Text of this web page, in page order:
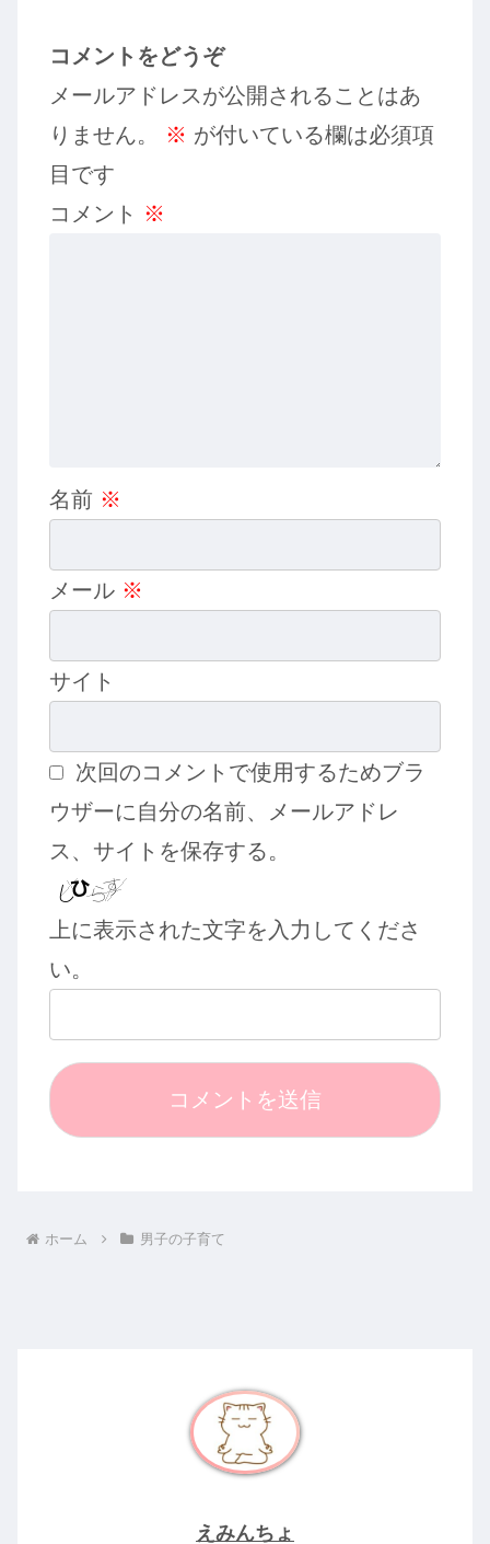
コメントをどうぞ
メールアドレスが公開されることはあ
りません。
※ が付いている欄は必須項
目です
コメント ※
名前 ※
メール ※
サイト
次回のコメントで使用するためブラ
ウザーに自分の名前、メールアドレ
ス、サイトを保存する。
上に表示された文字を入力してくださ
い。
ホーム 男子の子育て
えみんちょ